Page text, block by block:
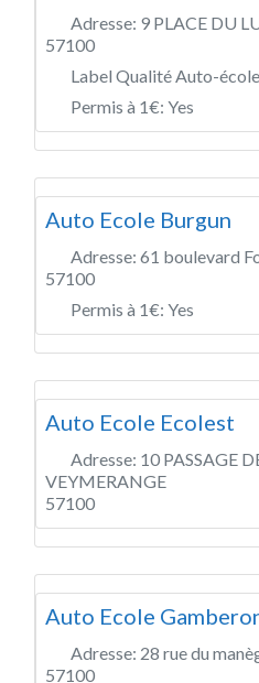
Adresse: 9 PLACE DU
57100
Label Qualité Auto-
Permis à 1€: Yes
Auto Ecole Burgun
Adresse: 61 boulevard
57100
Permis à 1€: Yes
Auto Ecole Ecolest
Adresse: 10 PASSAGE
VEYMERANGE
57100
Auto Ecole
Adresse: 28 rue du
57100